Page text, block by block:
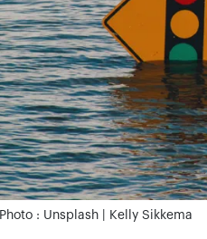
Photo : Unsplash | Kelly Sikkema